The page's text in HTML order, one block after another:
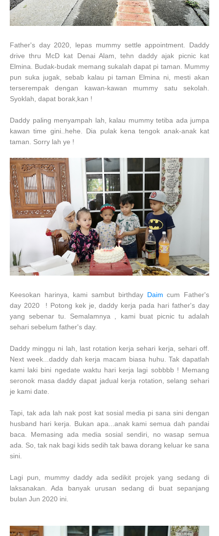
Father's day 2020, lepas mummy settle appointment. Daddy
drive thru McD kat Denai Alam, tehn daddy ajak picnic kat
Elmina. Budak-budak memang sukalah dapat pi taman. Mummy
pun suka jugak, sebab kalau pi taman Elmina ni, mesti akan
terserempak dengan kawan-kawan mummy satu sekolah.
Syoklah, dapat borak,kan !
Daddy paling menyampah lah, kalau mummy tetiba ada jumpa
kawan time gini..hehe. Dia pulak kena tengok anak-anak kat
taman. Sorry lah ye !
Keesokan harinya, kami sambut birthday Daim cum Father's
day 2020 ! Potong kek je, daddy kerja pada hari father's day
yang sebenar tu. Semalamnya , kami buat picnic tu adalah
sehari sebelum father's day.
Daddy minggu ni lah, last rotation kerja sehari kerja, sehari off.
Next week...daddy dah kerja macam biasa huhu. Tak dapatlah
kami laki bini ngedate waktu hari kerja lagi sobbbb ! Memang
seronok masa daddy dapat jadual kerja rotation, selang sehari
je kami date.
Tapi, tak ada lah nak post kat sosial media pi sana sini dengan
husband hari kerja. Bukan apa...anak kami semua dah pandai
baca. Memasing ada media sosial sendiri, no wasap semua
ada. So, tak nak bagi kids sedih tak bawa dorang keluar ke sana
sini.
Lagi pun, mummy daddy ada sedikit projek yang sedang di
laksanakan. Ada banyak urusan sedang di buat sepanjang
bulan Jun 2020 ini.